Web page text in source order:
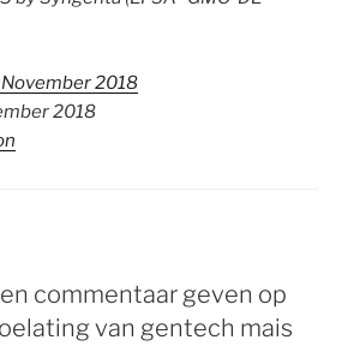
November 2018
2018
commentaar geven op
van gentech mais